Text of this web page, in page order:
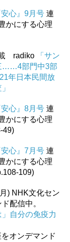
心』9月号 連
かにする心理
radiko
「サン
……4部門中3部
年日本民間放
心』8月号 連
かにする心理
49)
心』7月号 連
かにする心理
109)
) NHK文化セン
配信中。
自分の免疫力
オンデマンド